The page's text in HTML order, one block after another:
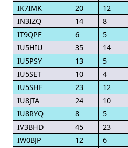
IK7IMK
20 12
IN3IZQ
14 8
IT9QPF
6 5
IU5HIU
35 14
IU5PSY
13 5
IU5SET
10 4
IU5SHF
23 12
IU8JTA
24 10
IU8RYQ
8 5
IV3BHD
45 23
IW0BJP
12 6